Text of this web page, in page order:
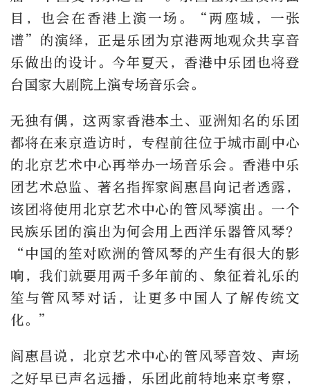
目，也会在香港上演一场。“两座城，一张
谱”的演绎，正是乐团为京港两地观众共享音
乐做出的设计。今年夏天，香港中乐团也将登
台国家大剧院上演专场音乐会。
无独有偶，这两家香港本土、亚洲知名的乐团
都将在来京造访时，专程前往位于城市副中心
的北京艺术中心再举办一场音乐会。香港中乐
团艺术总监、著名指挥家阎惠昌向记者透露，
该团将使用北京艺术中心的管风琴演出。一个
民族乐团的演出为何会用上西洋乐器管风琴？
“中国的笙对欧洲的管风琴的产生有很大的影
响，我们就要用两千多年前的、象征着礼乐的
笙与管风琴对话，让更多中国人了解传统文
化。”
阎惠昌说，北京艺术中心的管风琴音效、声场
之好早已声名远播，乐团此前特地来京考察，